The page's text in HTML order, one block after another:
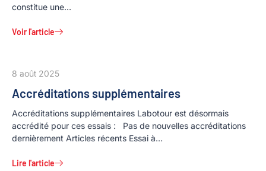
constitue une…
Voir l'article
8 août 2025
Accréditations supplémentaires
Accréditations supplémentaires Labotour est désormais
accrédité pour ces essais : Pas de nouvelles accréditations
dernièrement Articles récents Essai à…
Lire l'article